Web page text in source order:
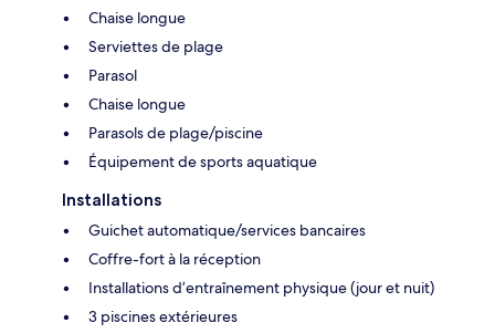
Chaise longue
Serviettes de plage
Parasol
Chaise longue
Parasols de plage/piscine
Équipement de sports aquatique
Installations
Guichet automatique/services bancaires
Coffre-fort à la réception
Installations d’entraînement physique (jour et nuit)
3 piscines extérieures